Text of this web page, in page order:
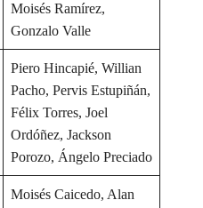
Moisés Ramírez,
Gonzalo Valle
Piero Hincapié, Willian
Pacho, Pervis Estupiñán,
Félix Torres, Joel
Ordóñez, Jackson
Porozo, Ángelo Preciado
Moisés Caicedo, Alan